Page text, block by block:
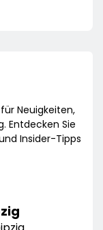
Neuigkeiten,
Entdecken Sie
Insider-Tipps